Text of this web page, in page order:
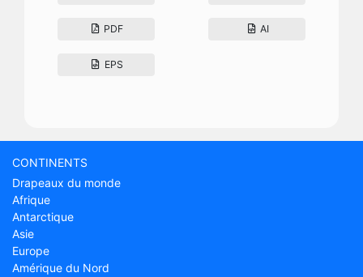
PDF AI
EPS
CONTINENTS
Drapeaux du monde
Afrique
Antarctique
Asie
Europe
Amérique du Nord